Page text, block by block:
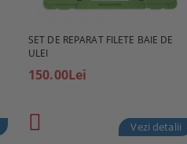
SET DE REPARAT FILETE BAIE DE
ULEI
150.00Lei
Vezi detalii